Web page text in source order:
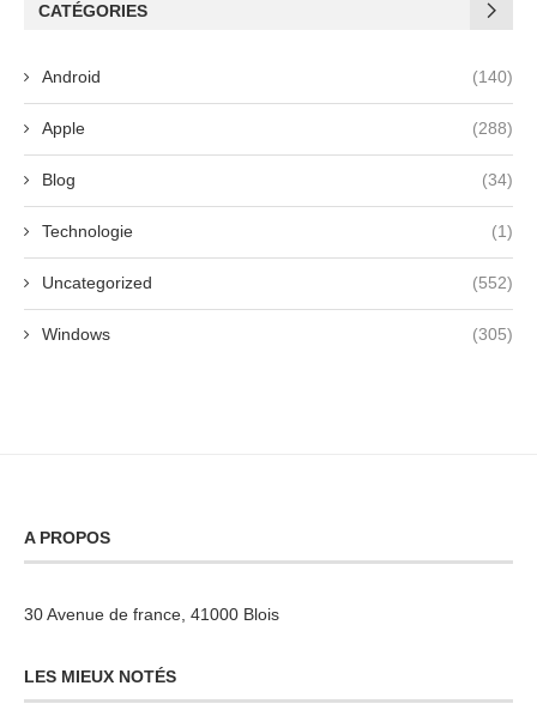
CATÉGORIES
Android (140)
Apple (288)
Blog (34)
Technologie (1)
Uncategorized (552)
Windows (305)
A PROPOS
30 Avenue de france, 41000 Blois
LES MIEUX NOTÉS